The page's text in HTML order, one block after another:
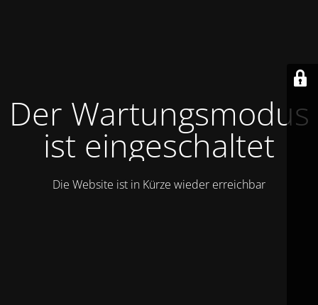
Der Wartungsmodus
ist eingeschaltet
Die Website ist in Kürze wieder erreichbar